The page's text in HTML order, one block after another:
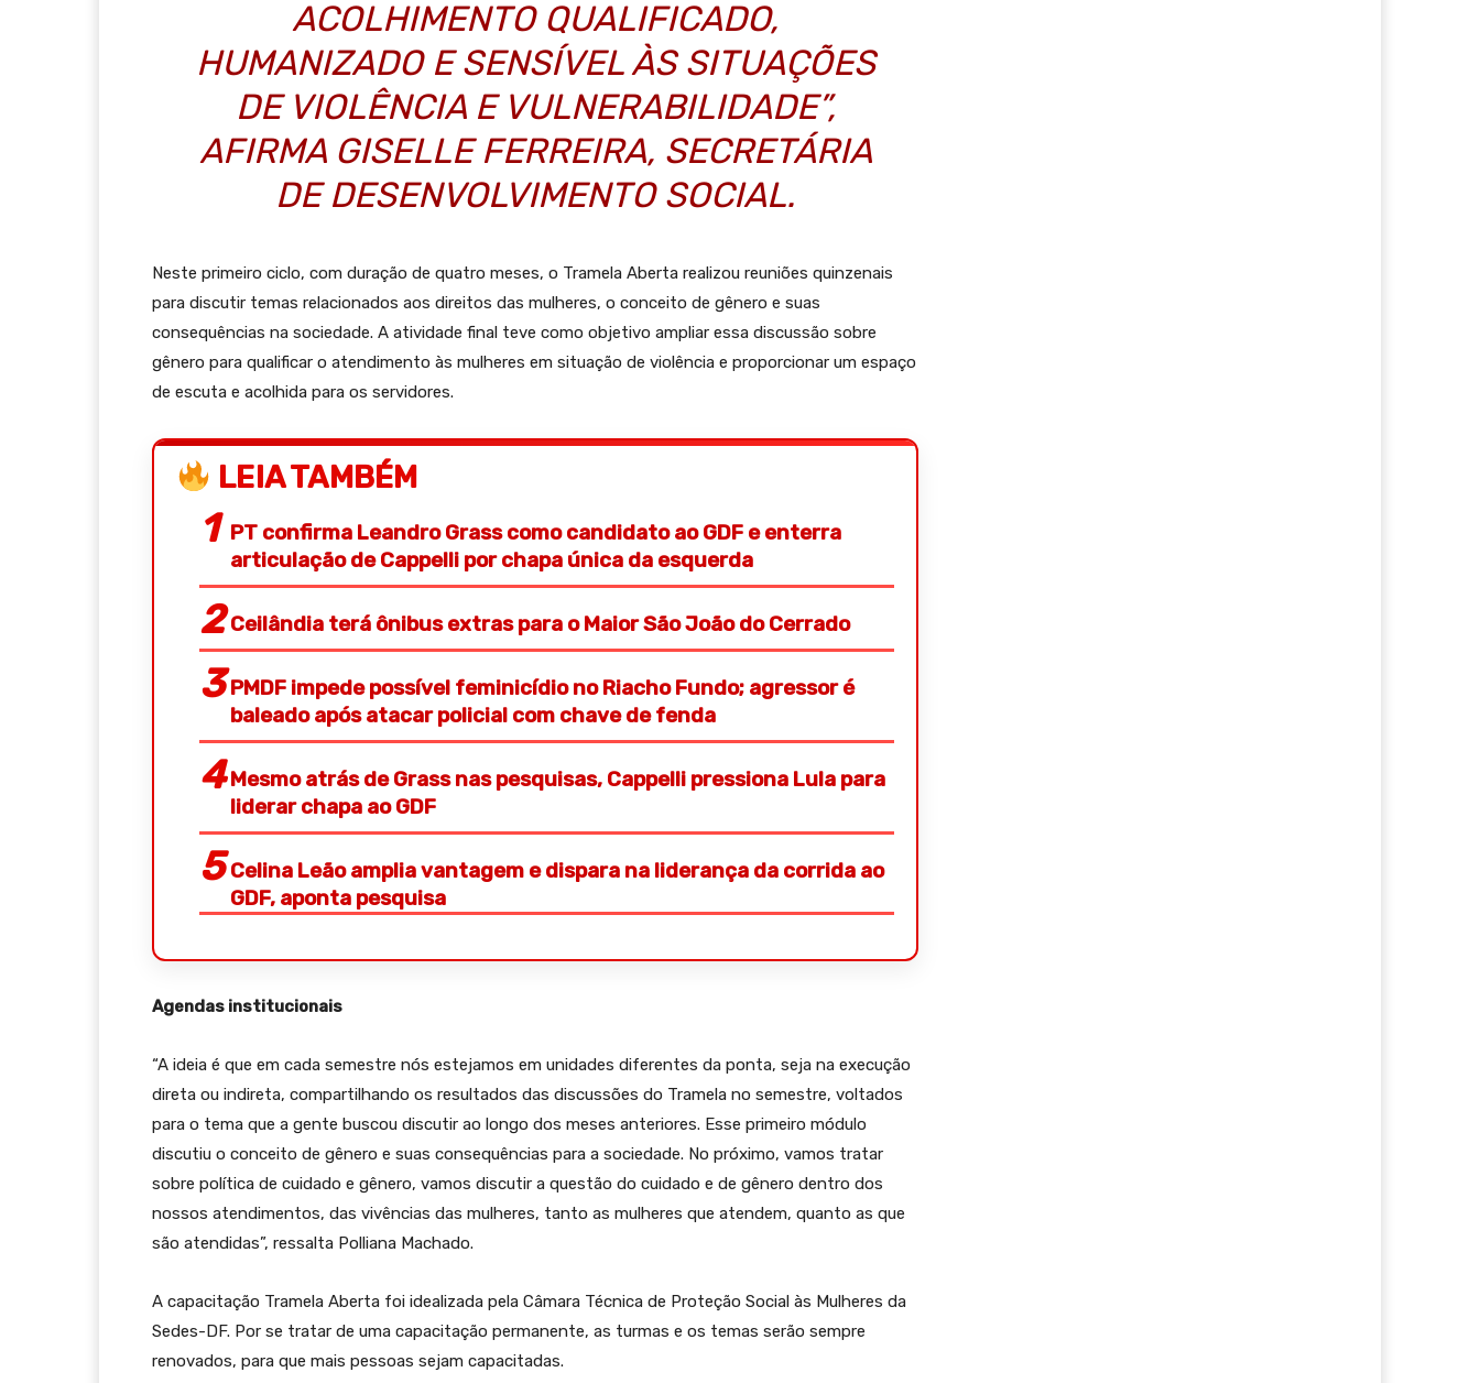
ACOLHIMENTO QUALIFICADO,
HUMANIZADO E SENSÍVEL ÀS SITUAÇÕES
DE VIOLÊNCIA E VULNERABILIDADE”,
AFIRMA GISELLE FERREIRA, SECRETÁRIA
DE DESENVOLVIMENTO SOCIAL.
Neste primeiro ciclo, com duração de quatro meses, o Tramela Aberta realizou reuniões quinzenais
para discutir temas relacionados aos direitos das mulheres, o conceito de gênero e suas
consequências na sociedade. A atividade final teve como objetivo ampliar essa discussão sobre
gênero para qualificar o atendimento às mulheres em situação de violência e proporcionar um espaço
de escuta e acolhida para os servidores.
LEIA TAMBÉM
PT confirma Leandro Grass como candidato ao GDF e enterra
articulação de Cappelli por chapa única da esquerda
Ceilândia terá ônibus extras para o Maior São João do Cerrado
PMDF impede possível feminicídio no Riacho Fundo; agressor é
baleado após atacar policial com chave de fenda
Mesmo atrás de Grass nas pesquisas, Cappelli pressiona Lula para
liderar chapa ao GDF
Celina Leão amplia vantagem e dispara na liderança da corrida ao
GDF, aponta pesquisa
Agendas institucionais
“A ideia é que em cada semestre nós estejamos em unidades diferentes da ponta, seja na execução
direta ou indireta, compartilhando os resultados das discussões do Tramela no semestre, voltados
para o tema que a gente buscou discutir ao longo dos meses anteriores. Esse primeiro módulo
discutiu o conceito de gênero e suas consequências para a sociedade. No próximo, vamos tratar
sobre política de cuidado e gênero, vamos discutir a questão do cuidado e de gênero dentro dos
nossos atendimentos, das vivências das mulheres, tanto as mulheres que atendem, quanto as que
são atendidas”, ressalta Polliana Machado.
A capacitação Tramela Aberta foi idealizada pela Câmara Técnica de Proteção Social às Mulheres da
Sedes-DF. Por se tratar de uma capacitação permanente, as turmas e os temas serão sempre
renovados, para que mais pessoas sejam capacitadas.